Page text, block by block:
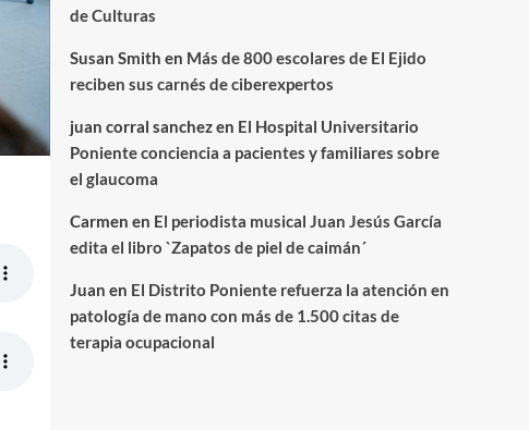
de Culturas
Susan Smith en Más de 800 escolares de El Ejido
reciben sus carnés de ciberexpertos
juan corral sanchezen El Hospital Universitario
Poniente conciencia a pacientes y familiares sobre
el glaucoma
Carmen en El periodista musical Juan Jesús García
edita el libro `Zapatos de piel de caimán´
Juan en El Distrito Poniente refuerza la atención en
patología de mano con más de 1.500 citas de
terapia ocupacional